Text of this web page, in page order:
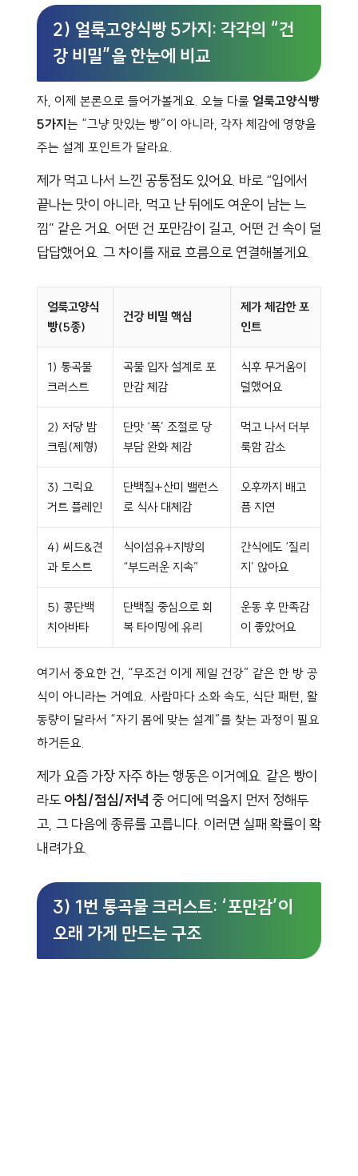
2) 얼룩고양식빵 5가지: 각각의 “건
강 비밀”을 한눈에 비교
자, 이제 본론으로 들어가볼게요. 오늘 다룰 얼룩고양식빵
5가지 는 “그냥 맛있는 빵”이 아니라, 각자 체감에 영향을
주는 설계 포인트가 달라요.
제가 먹고 나서 느낀 공통점도 있어요. 바로 “입에서
끝나는 맛이 아니라, 먹고 난 뒤에도 여운이 남는 느
낌” 같은 거요. 어떤 건 포만감이 길고, 어떤 건 속이 덜
답답했어요. 그 차이를 재료 흐름으로 연결해볼게요.
얼룩고양식
빵(5종)
건강 비밀 핵심
제가 체감한 포
인트
1) 통곡물
크러스트
곡물 입자 설계로 포
만감 체감
식후 무거움이
덜했어요
2) 저당 밤
크림(제형)
단맛 ‘폭’ 조절로 당
부담 완화 체감
먹고 나서 더부
룩함 감소
3) 그릭요
거트 플레인
단백질+산미 밸런스
로 식사 대체감
오후까지 배고
픔 지연
4) 씨드&견
과 토스트
식이섬유+지방의
“부드러운 지속”
간식에도 ‘질리
지’ 않아요
5) 콩단백
치아바타
단백질 중심으로 회
복 타이밍에 유리
운동 후 만족감
이 좋았어요
여기서 중요한 건, “무조건 이게 제일 건강” 같은 한 방 공
식이 아니라는 거예요. 사람마다 소화 속도, 식단 패턴, 활
동량이 달라서 “자기 몸에 맞는 설계”를 찾는 과정이 필요
하거든요.
제가 요즘 가장 자주 하는 행동은 이거예요. 같은 빵이
라도 아침/점심/저녁 중 어디에 먹을지 먼저 정해두
고, 그 다음에 종류를 고릅니다. 이러면 실패 확률이 확
내려가요.
3) 1번 통곡물 크러스트: ‘포만감’이
오래 가게 만드는 구조